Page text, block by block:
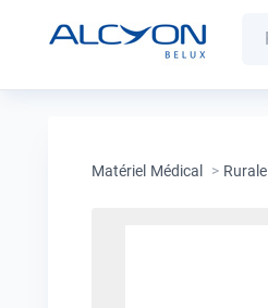
Matériel Médical > Rurale